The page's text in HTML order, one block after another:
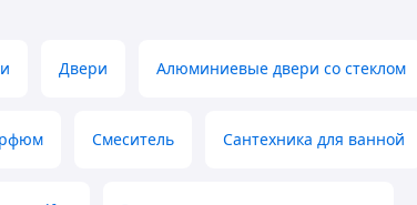
Двери Алюминиевые двери со стеклом
Смеситель Сантехника для ванной